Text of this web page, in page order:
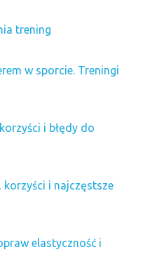
trening
w sporcie. Treningi
i błędy do
korzyści i najczęstsze
elastyczność i